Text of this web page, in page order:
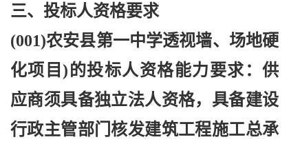
三、投标人资格要求
(001)农安县第一中学透视墙、场地硬
化项目)的投标人资格能力要求：供
应商须具备独立法人资格，具备建设
行政主管部门核发建筑工程施工总承